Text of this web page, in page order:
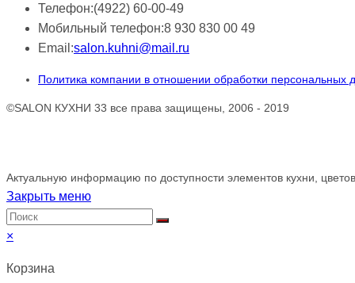
Телефон:(4922) 60-00-49
Мобильный телефон:8 930 830 00 49
Email:salon.kuhni@mail.ru
Политика компании в отношении обработки персональных
©SALON КУХНИ 33 все права защищены, 2006 - 2019
Актуальную информацию по доступности элементов кухни,
Закрыть меню
×
Корзина